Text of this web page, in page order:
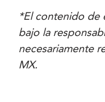
*El contenido de
bajo la
necesariamente
MX.